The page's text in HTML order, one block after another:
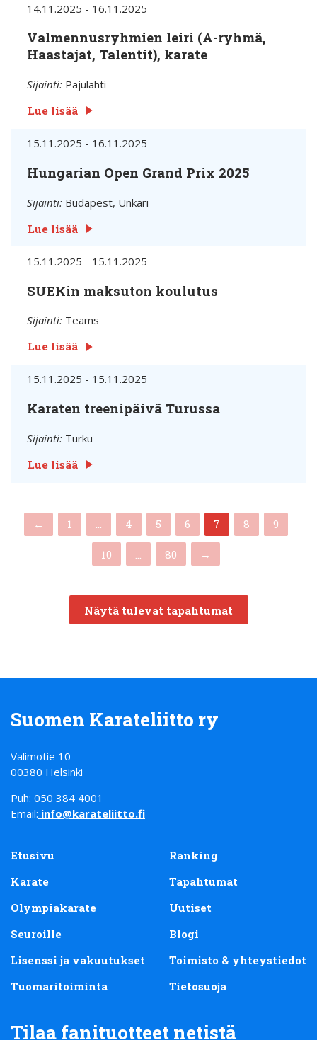
14.11.2025 - 16.11.2025
Valmennusryhmien leiri (A-ryhmä,
Haastajat, Talentit), karate
Sijainti: Pajulahti
Lue lisää
15.11.2025 - 16.11.2025
Hungarian Open Grand Prix 2025
Sijainti: Budapest, Unkari
Lue lisää
15.11.2025 - 15.11.2025
SUEKin maksuton koulutus
Sijainti: Teams
Lue lisää
15.11.2025 - 15.11.2025
Karaten treenipäivä Turussa
Sijainti: Turku
Lue lisää
← 1 … 4 5 6 7(current)
8 9
10 80 →
Näytä tulevat tapahtumat
Suomen Karateliitto ry
Valimotie 10
00380 Helsinki
Puh: 050 384 4001
Email: info@karateliitto.fi
Etusivu
Karate
Olympiakarate
Seuroille
Lisenssi ja vakuutukset
Tuomaritoiminta
Ranking
Tapahtumat
Uutiset
Blogi
Toimisto & yhteystiedot
Tietosuoja
Tilaa fanituotteet netistä